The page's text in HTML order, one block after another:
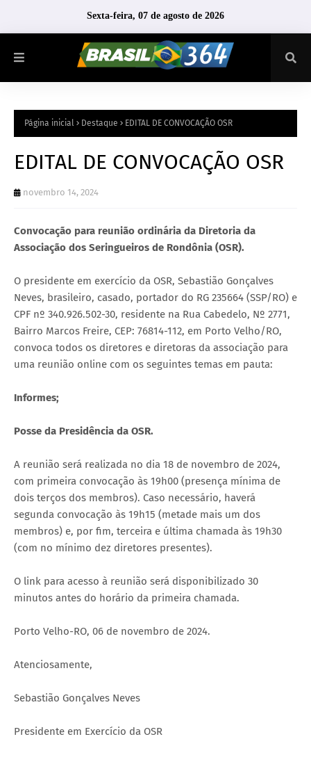
Sexta-feira, 07 de agosto de 2026
Página inicial Destaque EDITAL DE CONVOCAÇÃO OSR
EDITAL DE CONVOCAÇÃO OSR
novembro 14, 2024
Convocação para reunião ordinária da Diretoria da
Associação dos Seringueiros de Rondônia (OSR).
O presidente em exercício da OSR, Sebastião Gonçalves
Neves, brasileiro, casado, portador do RG 235664 (SSP/RO) e
CPF nº 340.926.502-30, residente na Rua Cabedelo, Nº 2771,
Bairro Marcos Freire, CEP: 76814-112, em Porto Velho/RO,
convoca todos os diretores e diretoras da associação para
uma reunião online com os seguintes temas em pauta:
Informes;
Posse da Presidência da OSR.
A reunião será realizada no dia 18 de novembro de 2024,
com primeira convocação às 19h00 (presença mínima de
dois terços dos membros). Caso necessário, haverá
segunda convocação às 19h15 (metade mais um dos
membros) e, por fim, terceira e última chamada às 19h30
(com no mínimo dez diretores presentes).
O link para acesso à reunião será disponibilizado 30
minutos antes do horário da primeira chamada.
Porto Velho-RO, 06 de novembro de 2024.
Atenciosamente,
Sebastião Gonçalves Neves
Presidente em Exercício da OSR